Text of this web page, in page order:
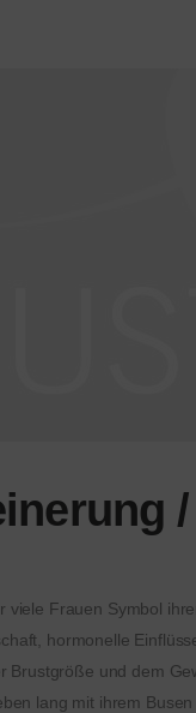
viele Frauen Symbol
hormonelle
Brustgröße und dem
lang mit ihrem